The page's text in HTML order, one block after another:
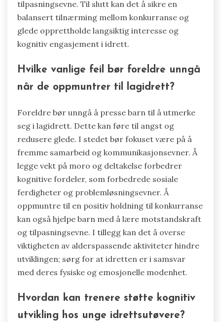
tilpasningsevne. Til slutt kan det å sikre en
balansert tilnærming mellom konkurranse og
glede opprettholde langsiktig interesse og
kognitiv engasjement i idrett.
Hvilke vanlige feil bør foreldre unngå
når de oppmuntrer til lagidrett?
Foreldre bør unngå å presse barn til å utmerke
seg i lagidrett. Dette kan føre til angst og
redusere glede. I stedet bør fokuset være på å
fremme samarbeid og kommunikasjonsevner. Å
legge vekt på moro og deltakelse forbedrer
kognitive fordeler, som forbedrede sosiale
ferdigheter og problemløsningsevner. Å
oppmuntre til en positiv holdning til konkurranse
kan også hjelpe barn med å lære motstandskraft
og tilpasningsevne. I tillegg kan det å overse
viktigheten av alderspassende aktiviteter hindre
utviklingen; sørg for at idretten er i samsvar
med deres fysiske og emosjonelle modenhet.
Hvordan kan trenere støtte kognitiv
utvikling hos unge idrettsutøvere?